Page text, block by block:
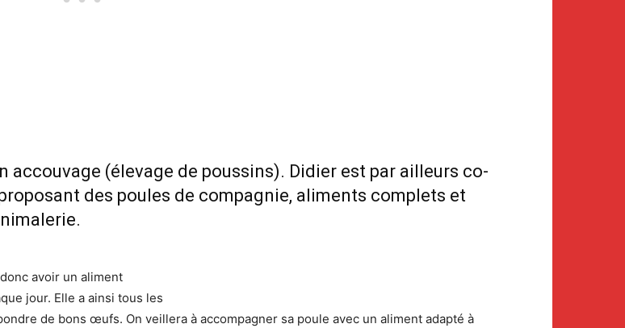
accouvage (élevage de poussins). Didier est par ailleurs co-
des poules de compagnie, aliments complets et
avoir un aliment
jour. Elle a ainsi tous les
de bons œufs. On veillera à accompagner sa poule avec un aliment adapté à